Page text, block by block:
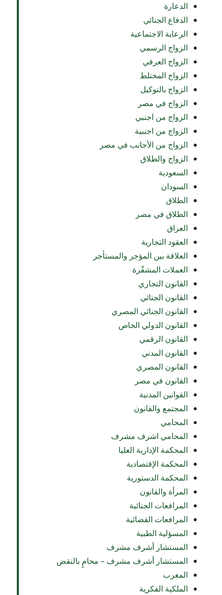
الدعارة
الدفاع الجنائي
الرعاية الاجتماعية
الزواج الرسمي
الزواج العرفي
الزواج المختلط
الزواج بالتوكيل
الزواج في مصر
الزواج من اجنبي
الزواج من اجنبية
الزواج من الأجانب في مصر
الزواج والطلاق
السعودية
السودان
الطلاق
الطلاق في مصر
العراق
العقود التجارية
العلاقة بين المؤجر والمستأجر
العملات المشفّرة
القانون التجاري
القانون الجنائي
القانون الجنائي المصري
القانون الدولي الخاص
القانون الرقمي
القانون المدني
القانون المصري
القانون في مصر
القوانين المدنية
المجتمع والقانون
المحامي
المحامي اشرف مشرف
المحكمة الإدارية العليا
المحكمة الإقتصادية
المحكمة الدستورية
المرأة والقانون
المرافعات الجنائية
المرافعات القضائية
المسؤلية الطبية
المستشار أشرف مشرف
المستشار أشرف مشرف – محامٍ بالنقض
المغرب
الملكية الفكرية